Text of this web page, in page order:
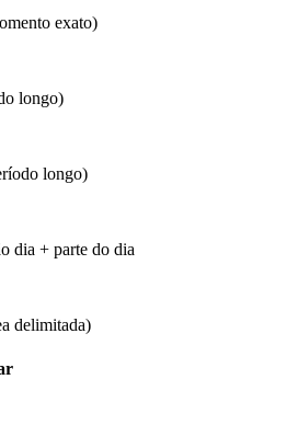
exato)
longo)
longo)
dia + parte do dia
delimitada)